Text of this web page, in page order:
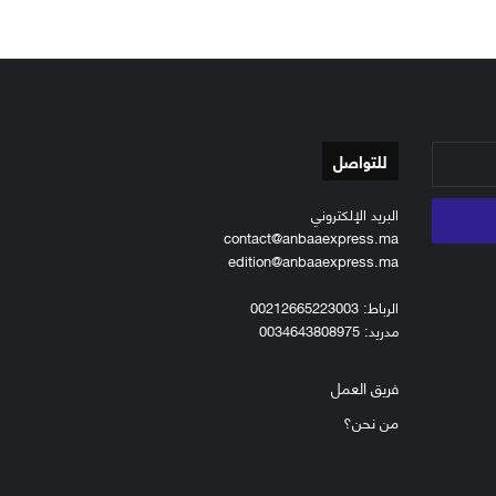
للتواصل
البريد الإلكتروني
contact@anbaaexpress.ma
edition@anbaaexpress.ma
الرباط: 00212665223003
مدريد: 0034643808975
فريق العمل
من نحن؟